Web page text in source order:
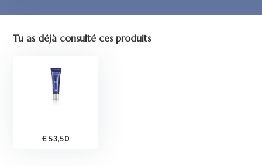
Tu as déjà consulté ces produits
€ 53,50